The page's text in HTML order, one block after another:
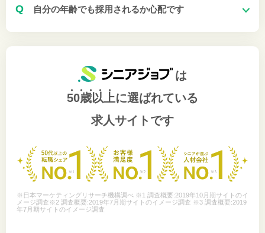
Q 自分の年齢でも採用されるか心配です
は
50歳以上に選ばれている
求人サイトです
※日本マーケティングリサーチ機構調べ ※1 調査概要:2019年10月期サイトのイ
メージ調査※2 調査概要:2019年7月期サイトのイメージ調査 ※3 調査概要:2019
年7月期サイトのイメージ調査